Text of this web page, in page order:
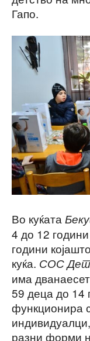
Гапо.
Во куќата
4 до 12
години
куќа. СОС
има
59 деца до 14
функционира
разни форми